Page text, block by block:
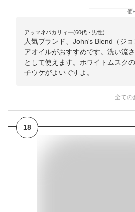
価
アッマネバカリィー(60代・男性)
人気ブランド、John's Blend（ジ
アオイルがおすすめです。洗い流
として使えます。ホワイトムスク
子ウケがよいですよ。
全ての
18